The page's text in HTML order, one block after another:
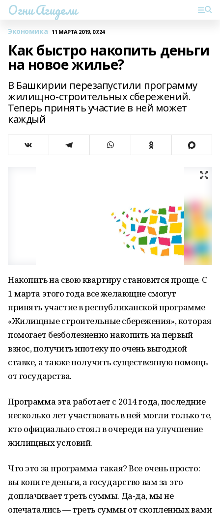
Огни Агидели
Экономика 11 МАРТА 2019, 07:24
Как быстро накопить деньги
на новое жилье?
В Башкирии перезапустили программу
жилищно-строительных сбережений.
Теперь принять участие в ней может
каждый
Накопить на свою квартиру становится проще. С
1 марта этого года все желающие смогут
принять участие в республиканской программе
«Жилищные строительные сбережения», которая
помогает безболезненно накопить на первый
взнос, получить ипотеку по очень выгодной
ставке, а также получить существенную помощь
от государства.
Программа эта работает с 2014 года, последние
несколько лет участвовать в ней могли только те,
кто официально стоял в очереди на улучшение
жилищных условий.
Что это за программа такая? Все очень просто:
вы копите деньги, а государство вам за это
доплачивает треть суммы. Да-да, мы не
опечатались — треть суммы от скопленных вами